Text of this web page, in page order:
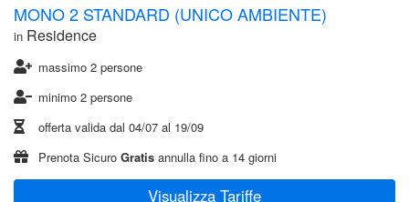
MONO 2 STANDARD (UNICO AMBIENTE)
in Residence
massimo 2 persone
minimo 2 persone
offerta valida dal 04/07 al 19/09
Prenota Sicuro Gratis annulla fino a 14 giorni
Visualizza Tariffe